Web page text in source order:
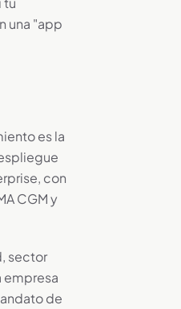
una "app
es la
con
CGM y
sector
empresa
de